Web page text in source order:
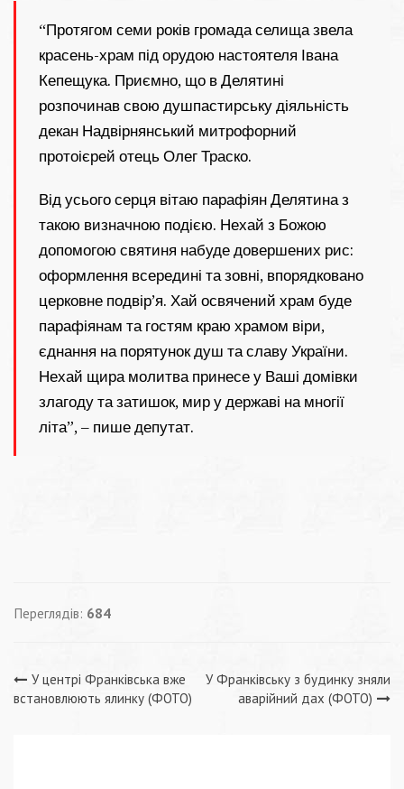
“Протягом семи років громада селища звела
красень-храм під орудою настоятеля Івана
Кепещука. Приємно, що в Делятині
розпочинав свою душпастирську діяльність
декан Надвірнянський митрофорний
протоієрей отець Олег Траско.
Від усього серця вітаю парафіян Делятина з
такою визначною подією. Нехай з Божою
допомогою святиня набуде довершених рис:
оформлення всередині та зовні, впорядковано
церковне подвір’я. Хай освячений храм буде
парафіянам та гостям краю храмом віри,
єднання на порятунок душ та славу України.
Нехай щира молитва принесе у Ваші домівки
злагоду та затишок, мир у державі на многії
літа”, – пише депутат.
Переглядів: 684
Навігація
У центрі Франківська вже
встановлюють ялинку (ФОТО)
У Франківську з будинку зняли
аварійний дах (ФОТО)